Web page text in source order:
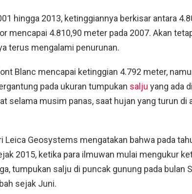
hingga 2013, ketinggiannya berkisar antara
mencapai 4.810,90 meter pada 2007. Akan
terus mengalami penurunan.
Blanc mencapai ketinggian 4.792 meter,
pada ukuran tumpukan salju yang ada
selama musim panas, saat hujan yang turun di
Leica Geosystems mengatakan bahwa pada
2015, ketika para ilmuwan mulai mengukur
tumpukan salju di puncak gunung pada bulan
sejak Juni.